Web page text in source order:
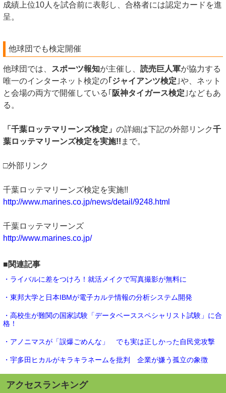
成績上位10人を試合前に表彰し、合格者には認定カードを進
呈。
他球団でも検定開催
他球団では、 スポーツ報知が主催し、 読売巨人軍が協力する
唯一のインターネット検定の｢ジャイアンツ検定 ｣や、ネット
と会場の両方で開催している｢ 阪神タイガース検定 ｣などもあ
る。
「千葉ロッテマリーンズ検定」 の詳細は下記の外部リンク千
葉ロッテマリーンズ検定を実施!! まで。
□外部リンク
千葉ロッテマリーンズ検定を実施!!
http://www.marines.co.jp/news/detail/9248.html
千葉ロッテマリーンズ
http://www.marines.co.jp/
■関連記事
・ライバルに差をつけろ！就活メイクで写真撮影が無料に
・東邦大学と日本IBMが電子カルテ情報の分析システム開発
・高校生が難関の国家試験「データベーススペシャリスト試験」に合
格！
・アノニマスが「誤爆ごめんな」 でも実は正しかった自民党攻撃
・宇多田ヒカルがキラキラネームを批判 企業が嫌う孤立の象徴
アクセスランキング